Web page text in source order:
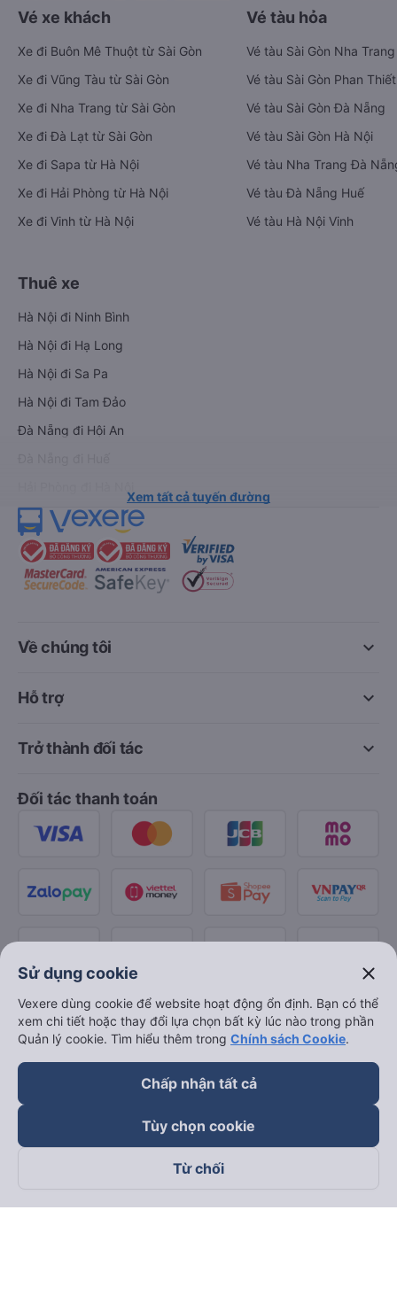
Vé xe khách
Xe đi Buôn Mê Thuột từ Sài Gòn
Xe đi Vũng Tàu từ Sài Gòn
Xe đi Nha Trang từ Sài Gòn
Xe đi Đà Lạt từ Sài Gòn
Xe đi Sapa từ Hà Nội
Xe đi Hải Phòng từ Hà Nội
Xe đi Vinh từ Hà Nội
Vé tàu hỏa
Vé tàu Sài Gòn Nha Trang
Vé tàu Sài Gòn Phan Thiết
Vé tàu Sài Gòn Đà Nẵng
Vé tàu Sài Gòn Hà Nội
Vé tàu Nha Trang Đà
Vé tàu Đà Nẵng Huế
Vé tàu Hà Nội Vinh
Thuê xe
Hà Nội đi Ninh Bình
Hà Nội đi Hạ Long
Hà Nội đi Sa Pa
Hà Nội đi Tam Đảo
Đà Nẵng đi Hội An
Xem tất cả tuyến đường
keyboard_arrow_down
Về chúng tôi
keyboard_arrow_down
Hỗ trợ
keyboard_arrow_down
Trở thành đối tác
Đối tác thanh toán
Theo dõi chúng tôi trên
Sử dụng cookie close
Vexere dùng cookie để website hoạt động ổn định. Bạn có thể
xem chi tiết hoặc thay đổi lựa chọn bất kỳ lúc nào trong phần
Quản lý cookie. Tìm hiểu thêm trong Chính sách Cookie.
Chấp nhận tất cả
Tùy chọn cookie
Từ chối